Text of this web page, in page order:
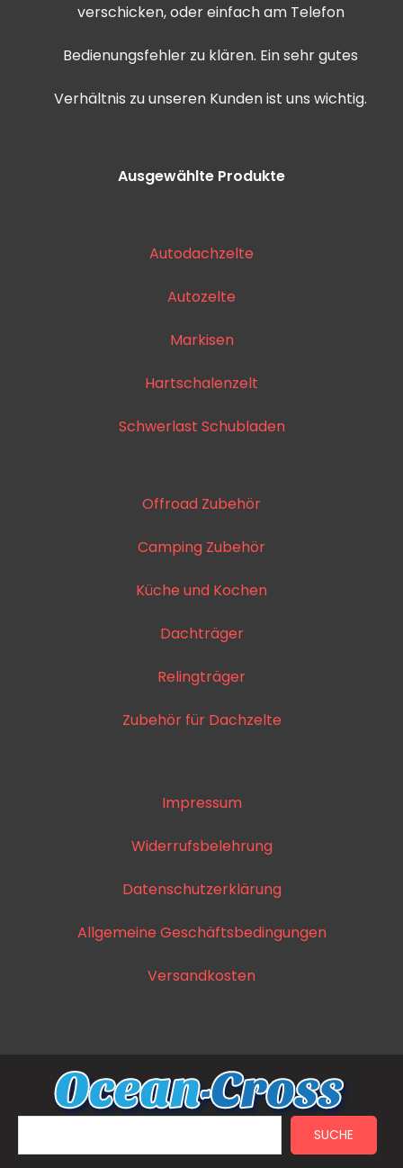
verschicken, oder einfach am Telefon
Bedienungsfehler zu klären. Ein sehr gutes
Verhältnis zu unseren Kunden ist uns wichtig.
Ausgewählte Produkte
Autodachzelte
Autozelte
Markisen
Hartschalenzelt
Schwerlast Schubladen
Offroad Zubehör
Camping Zubehör
Küche und Kochen
Dachträger
Relingträger
Zubehör für Dachzelte
Impressum
Widerrufsbelehrung
Datenschutzerklärung
Allgemeine Geschäftsbedingungen
Versandkosten
SUCHE